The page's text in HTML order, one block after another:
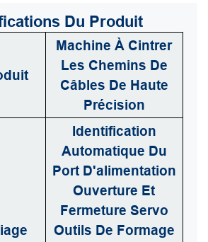
Du Produit
Machine À Cintrer
Les Chemins De
Câbles De Haute
Précision
Identification
Automatique Du
Port D'alimentation
Ouverture Et
Fermeture Servo
Outils De Formage